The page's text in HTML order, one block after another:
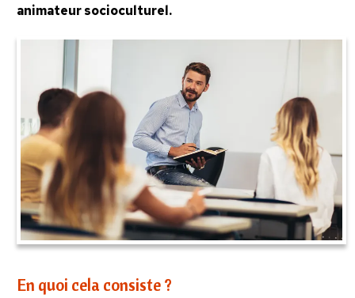
animateur socioculturel.
En quoi cela consiste ?